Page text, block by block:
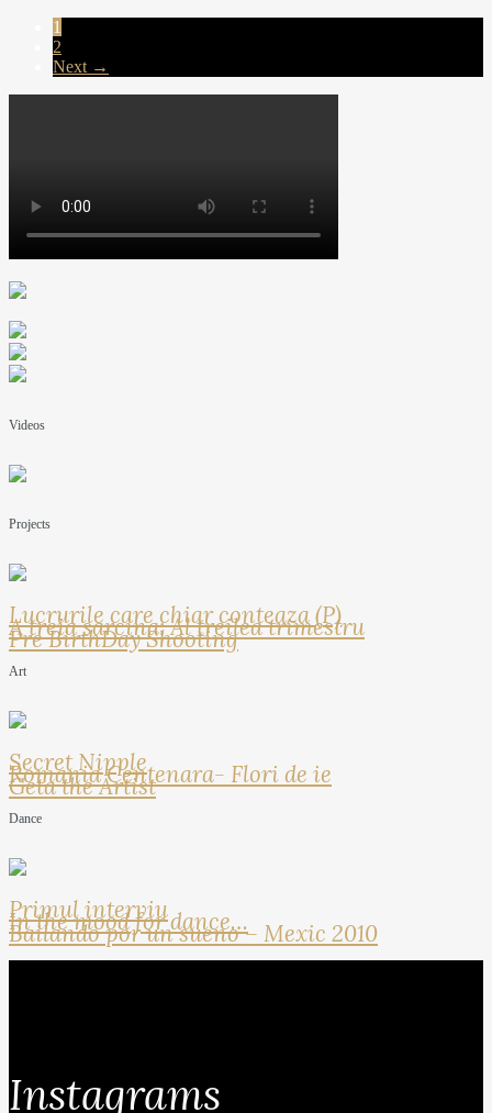
1
2
Next →
Videos
Projects
Lucrurile care chiar conteaza (P)
A treia sarcina: Al treilea trimestru
Pre BirthDay Shooting
Art
Secret Nipple
Romania Centenara- Flori de ie
Geta the Artist
Dance
Primul interviu
In the mood for dance…
Bailando por un sueno – Mexic 2010
Instagrams